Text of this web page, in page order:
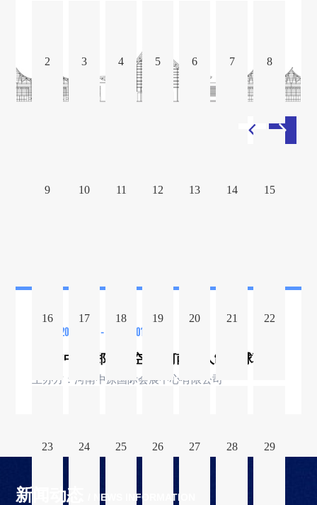
2 3 4 5 6 7 8
9 10 11 12 13 14 15
16 17 18 19 20 21 22
23 24 25 26 27 28 29
2026.07.31 - 2026.08.01
2026“中国·郑州航空港”河南五人制足球联赛
主办方：河南中原国际会展中心有限公司
新闻动态 / NEWS INFORMATION